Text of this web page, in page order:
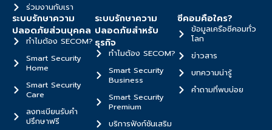
ร่วมงานกับเรา
ระบบรักษาความ
ปลอดภัยส่วนบุคคล
ทำไมต้อง SECOM?
Smart Security
Home
Smart Security
Care
ลงทะเบียนรับคำ
ปรึกษาฟรี
ระบบรักษาความ
ปลอดภัยสำหรับ
ธุรกิจ
ทำไมต้อง SECOM?
Smart Security
Business
Smart Security
Premium
บริการฟังก์ชันเสริม
ซีคอมคือใคร?
ข้อมูลเครือซีคอมทั่ว
โลก
ข่าวสาร
บทความน่ารู้
คำถามที่พบบ่อย